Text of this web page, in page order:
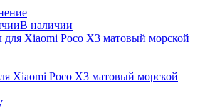
В наличии
Xiaomi Poco X3 матовый морской